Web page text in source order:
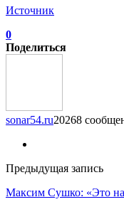
Источник
0
Поделиться
sonar54.ru20268
Предыдущая запись
Максим Сушко: «Это